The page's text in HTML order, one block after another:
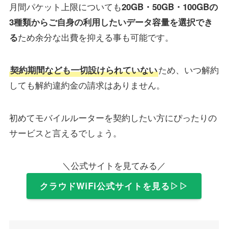
月間パケット上限についても20GB・50GB・100GBの
3種類からご自身の利用したいデータ容量を選択でき
るため余分な出費を抑える事も可能です。
契約期間なども一切設けられていないため、いつ解約
しても解約違約金の請求はありません。
初めてモバイルルーターを契約したい方にぴったりの
サービスと言えるでしょう。
＼公式サイトを見てみる／
クラウドWiFi公式サイトを見る▷▷